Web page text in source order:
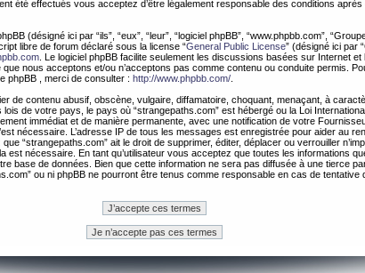
été effectués vous acceptez d’être légalement responsable des conditions après
(désigné ici par “ils”, “eux”, “leur”, “logiciel phpBB”, “www.phpbb.com”,
libre de forum déclaré sous la license “General Public License” (désigné ici par
. Le logiciel phpBB facilite seulement les discussions basées sur Internet et
nous acceptons et/ou n’acceptons pas comme contenu ou conduite permis.
phpBB , merci de consulter : http://www.phpbb.com/
de contenu abusif, obscène, vulgaire, diffamatoire, choquant, menaçant, à
de votre pays, le pays où “strangepaths.com” est hébergé ou la Loi
immédiat et de manière permanente, avec une notification de votre
nécessaire. L’adresse IP de tous les messages est enregistrée pour aider au
“strangepaths.com” ait le droit de supprimer, éditer, déplacer ou verrouiller
est nécessaire. En tant qu’utilisateur vous acceptez que toutes les informations
base de données. Bien que cette information ne sera pas diffusée à une tierce
ou ni phpBB ne pourront être tenus comme responsable en cas de tentative